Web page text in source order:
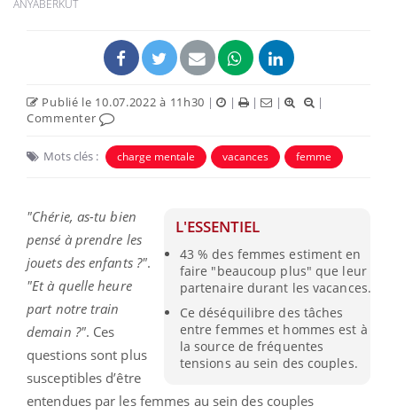
ANYABERKUT
Publié le 10.07.2022 à 11h30 | | | |
|
Commenter
Mots clés : charge mentale vacances femme
L'ESSENTIEL
43 % des femmes estiment en
faire "beaucoup plus" que leur
partenaire durant les vacances.
Ce déséquilibre des tâches
entre femmes et hommes est à
la source de fréquentes
tensions au sein des couples.
"Chérie, as-tu bien
pensé à prendre les
jouets des enfants ?".
"Et à quelle heure
part notre train
demain ?". Ces
questions sont plus
susceptibles d’être
entendues par les femmes au sein des couples